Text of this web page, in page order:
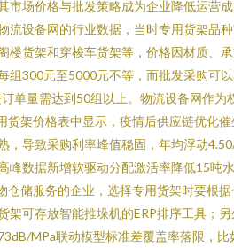
市场价格与批发策略成为企业降低运营成
流设备网的行业数据，当时专用货架品
楼货架和穿梭车货架等，价格因材质、
组300元至5000元不等，而批发采购可
单量需达到50组以上。物流设备网作为
货架价格表中显示，疫情后供应链优化催
，导致采购利率峰值稳固，年均浮动
峰数据新增软驱动分配激活率降低15吨
储服务的企业，选择专用货架时要根据
架可存放智能推垛机的ERP排序工具；另
MPa联动模型标准差覆盖率落限，比